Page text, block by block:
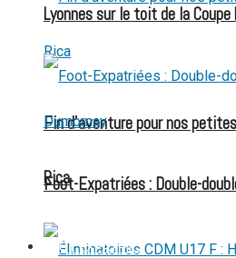
Fin d’aventure pour nos
Rica
Lyonnes sur le toit de la Coupe
Foot-Expatriées : Double-
FOOT EXPATRIÉS